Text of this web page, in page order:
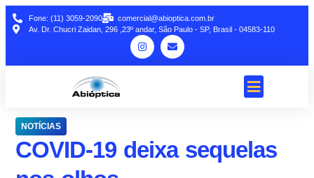
Fone: (11) 3059-2090
comercial@abioptica.com.br
Av. Dr. Chucri Zaidan, 296 ,23º andar, São Paulo - SP, Brasil - 04583-110
NOTÍCIAS
COVID-19 deixa sequelas